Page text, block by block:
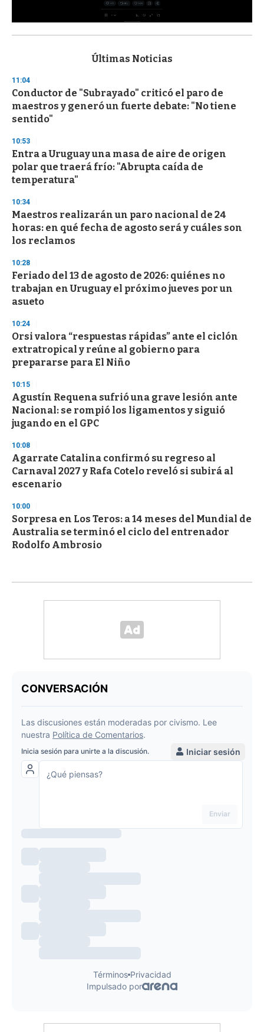
s
d
s
o
f
3
s
e
c
o
n
Últimas Noticias
11:04
Conductor de "Subrayado" criticó el paro de
maestros y generó un fuerte debate: "No tiene
sentido"
10:53
Entra a Uruguay una masa de aire de origen
polar que traerá frío: "Abrupta caída de
temperatura"
10:34
Maestros realizarán un paro nacional de 24
horas: en qué fecha de agosto será y cuáles son
los reclamos
10:28
Feriado del 13 de agosto de 2026: quiénes no
trabajan en Uruguay el próximo jueves por un
asueto
10:24
Orsi valora “respuestas rápidas” ante el ciclón
extratropical y reúne al gobierno para
prepararse para El Niño
10:15
Agustín Requena sufrió una grave lesión ante
Nacional: se rompió los ligamentos y siguió
jugando en el GPC
10:08
Agarrate Catalina confirmó su regreso al
Carnaval 2027 y Rafa Cotelo reveló si subirá al
escenario
10:00
Sorpresa en Los Teros: a 14 meses del Mundial de
Australia se terminó el ciclo del entrenador
Rodolfo Ambrosio